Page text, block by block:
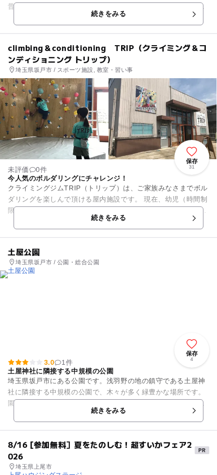
昔話サインなどがあります。この川太郎のお話を題材に作られ
た公園です。園内にはかわい...続きをみる
climbing＆conditioning TRIP（クライミング＆コ
ンディショニング トリップ）
埼玉県坂戸市 / スポーツ施設, 教室・習い事
保存
31
未評価
0件
今人気のボルダリングにチャレンジ！
クライミングジムTRIP（トリップ）は、ご家族みなさまでボル
ダリングを楽しんで頂ける屋内施設です。 現在、幼児（時間制
限あり）から60代まで幅広い年齢層にご利用いただいていま
続きをみる
土屋公園
埼玉県坂戸市 / 公園・総合公園
保存
4
3.0
1件
土屋神社に隣接する中規模の公園
埼玉県坂戸市にある公園です。浅羽野の地の鎮守である土屋神
社に隣接する中規模の公園で、木々が多く緑豊かな場所です。
園内には、滑り台、ブランコ、スプリング遊具や、万葉遺跡浅
羽野歌碑が建てられています...続きをみる
8/16 [参加無料］夏をたのしむ！超すいかフェア2
026
埼玉県上尾市